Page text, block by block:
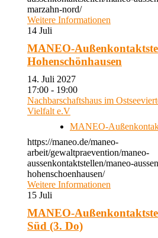
marzahn-nord/
Weitere Informationen
14 Juli
MANEO-
Hohenschönhausen
14. Juli 2027
17:00 - 19:00
Nachbarschaftshaus im
Vielfalt e.V
MANEO-
https://maneo.de/maneo-
arbeit/gewaltpraevention/maneo-
aussenkontaktstellen/maneo-
hohenschoenhausen/
Weitere Informationen
15 Juli
MANEO-
Süd (3. Do)